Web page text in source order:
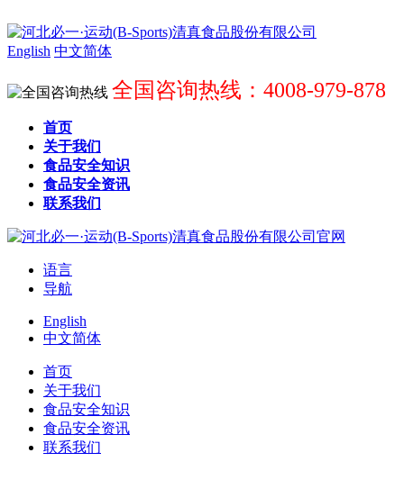
English 中文简体
全国咨询热线：4008-979-878
首页
关于我们
食品安全知识
食品安全资讯
联系我们
语言
导航
English
中文简体
首页
关于我们
食品安全知识
食品安全资讯
联系我们